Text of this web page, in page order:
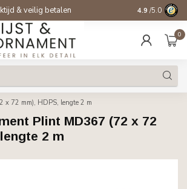
& veilig betalen 4.9 /5.0
0
x 72 mm), HDPS, lengte 2 m
Plint MD367 (72 x 72
2 m